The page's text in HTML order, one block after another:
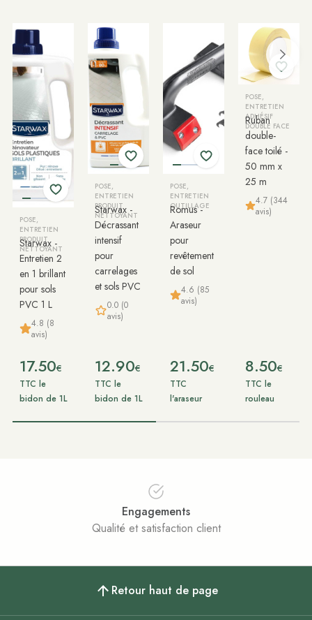
POSE,
ENTRETIEN
PRODUIT
NETTOYANT
Starwax -
Entretien 2
en 1 brillant
pour sols
PVC 1 L
4.8 (8
avis)
17.50€
TTC le
bidon de 1L
POSE,
ENTRETIEN
PRODUIT
NETTOYANT
Starwax -
Décrassant
intensif
pour
carrelages
et sols PVC
0.0 (0
avis)
12.90€
TTC le
bidon de 1L
POSE,
ENTRETIEN
OUTILLAGE
Romus -
Araseur
pour
revêtement
de sol
4.6 (85
avis)
21.50€
TTC
l'araseur
POSE,
ENTRETIEN
ADHÉSIF
DOUBLE FACE
Ruban
double-
face toilé -
50 mm x
25 m
4.7 (344
avis)
8.50€
TTC le
rouleau
Engagements
Qualité et satisfaction client
Retour haut de page